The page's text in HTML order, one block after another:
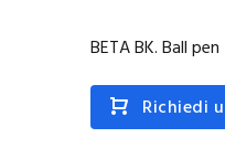
BETA BK. Ball pen
Richiedi